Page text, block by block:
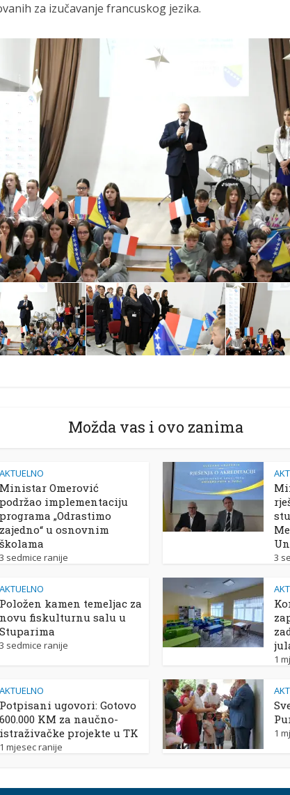
za izučavanje francuskog jezika.
Možda vas i ovo zanima
AKTUELNO
Ministar Omerović
podržao implementaciju
programa „Odrastimo
zajedno“ u osnovnim
školama
3 sedmice ranije 3
AKTUELNO
Položen kamen temeljac za
novu fiskulturnu salu u
Stuparima
3 sedmice ranije
1
AKTUELNO
Potpisani ugovori: Gotovo
600.000 KM za naučno-
istraživačke projekte u TK
1 mjesec ranije
1